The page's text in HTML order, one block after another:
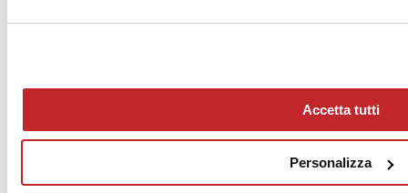
Accetta tutti
Personalizza